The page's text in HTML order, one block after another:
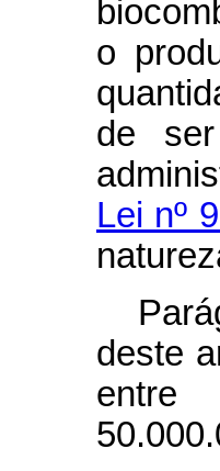
o
de
Lei nº
deste
entre